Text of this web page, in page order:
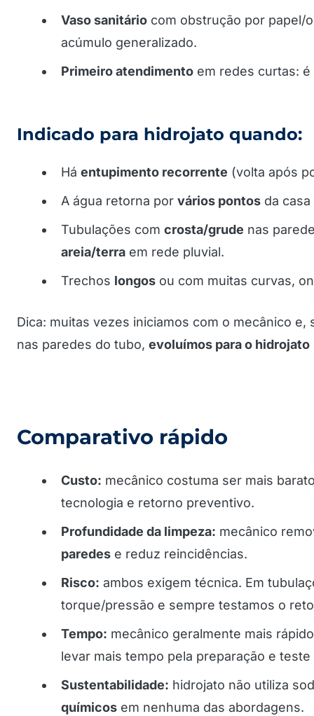
Vaso sanitário com obstrução por papel/
acúmulo generalizado.
Primeiro atendimento em redes curtas:
Indicado para hidrojato quando:
Há entupimento recorrente (volta após
A água retorna por vários pontos da
Tubulações com crosta/grude nas
areia/terra em rede pluvial.
Trechos longos ou com muitas curvas,
Dica: muitas vezes iniciamos com o mecânico
nas paredes do tubo, evoluímos para o hidrojato
Comparativo rápido
Custo: mecânico costuma ser mais
tecnologia e retorno preventivo.
Profundidade da limpeza: mecânico
paredes e reduz reincidências.
Risco: ambos exigem técnica. Em
torque/pressão e sempre testamos o
Tempo: mecânico geralmente mais
levar mais tempo pela preparação e teste
Sustentabilidade: hidrojato não utiliza
químicos em nenhuma das abordagens.